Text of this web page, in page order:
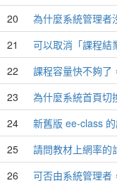
20
為什麼系統管理者
21
可以取消「課程結
22
課程容量快不夠了
23
為什麼系統首頁切
24
新舊版 ee-class
25
請問教材上網率的
26
可否由系統管理者